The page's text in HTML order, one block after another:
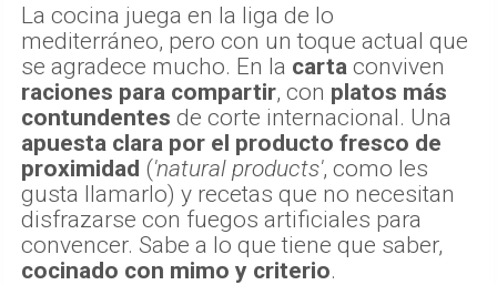
La cocina juega en la liga de lo
mediterráneo, pero con un toque actual que
se agradece mucho. En la carta conviven
raciones para compartir, con platos más
contundentes de corte internacional. Una
apuesta clara por el producto fresco de
proximidad ('natural products', como les
gusta llamarlo) y recetas que no necesitan
disfrazarse con fuegos artificiales para
convencer. Sabe a lo que tiene que saber,
cocinado con mimo y criterio.